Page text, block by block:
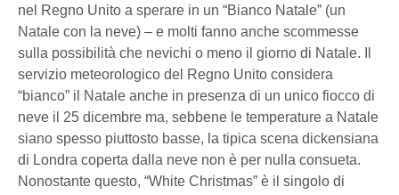
nel Regno Unito a sperare in un “Bianco Natale” (un
Natale con la neve) – e molti fanno anche scommesse
sulla possibilità che nevichi o meno il giorno di Natale. Il
servizio meteorologico del Regno Unito considera
“bianco” il Natale anche in presenza di un unico fiocco di
neve il 25 dicembre ma, sebbene le temperature a Natale
siano spesso piuttosto basse, la tipica scena dickensiana
di Londra coperta dalla neve non è per nulla consueta.
Nonostante questo, “White Christmas” è il singolo di